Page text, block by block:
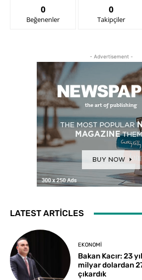
0
Beğenenler
0
Takipçiler
- Advertisement -
LATEST ARTICLES
EKONOMI
Bakan Kacır: 23
milyar dolardan
çıkardık